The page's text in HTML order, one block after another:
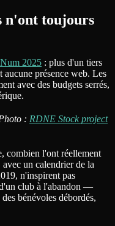
n'ont toujours
2025 : plus d'un tiers
aucune présence web. Les
avec des budgets serrés,
: RDNE Stock project
combien l'ont réellement
un calendrier de la
n'inspirent pas
club à l'abandon —
bénévoles débordés,